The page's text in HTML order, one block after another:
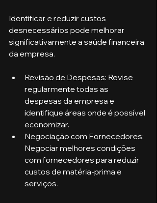
Identificar e reduzir custos
desnecessários pode melhorar
significativamente a saúde financeira
da empresa.
Revisão de Despesas: Revise
regularmente todas as
despesas da empresa e
identifique áreas onde é possível
economizar.
Negociação com Fornecedores:
Negociar melhores condições
com fornecedores para reduzir
custos de matéria-prima e
serviços.